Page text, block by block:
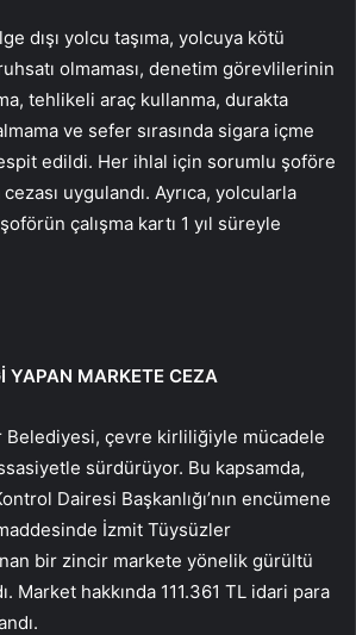
dışı yolcu taşıma, yolcuya kötü
olmaması, denetim görevlilerinin
tehlikeli araç kullanma, durakta
ve sefer sırasında sigara içme
edildi. Her ihlal için sorumlu şoföre
uygulandı. Ayrıca, yolcularla
çalışma kartı 1 yıl süreyle
YAPAN MARKETE CEZA
Belediyesi, çevre kirliliğiyle mücadele
sürdürüyor. Bu kapsamda,
Dairesi Başkanlığı’nın encümene
İzmit Tüysüzler
bir zincir markete yönelik gürültü
Market hakkında 111.361 TL idari para